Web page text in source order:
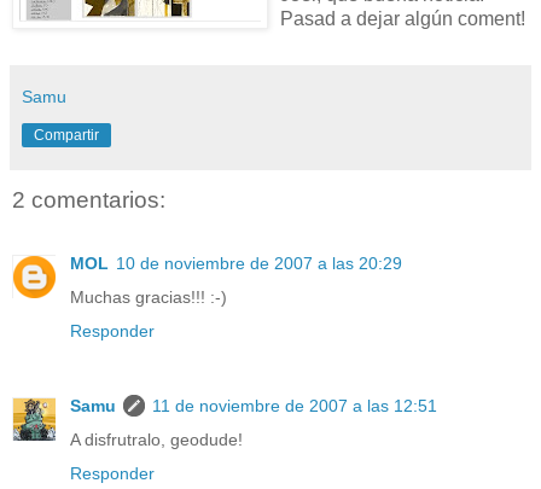
Pasad a dejar algún coment!
Samu
Compartir
2 comentarios:
MOL 10 de noviembre de 2007 a las 20:29
Muchas gracias!!! :-)
Responder
Samu
11 de noviembre de 2007 a las 12:51
A disfrutralo, geodude!
Responder